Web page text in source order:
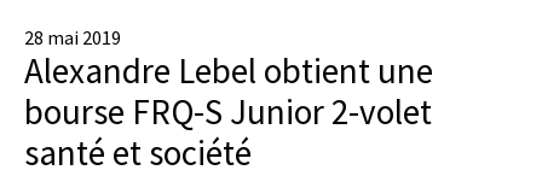
28 mai 2019
Alexandre Lebel obtient une
bourse FRQ-S Junior 2-volet
santé et société